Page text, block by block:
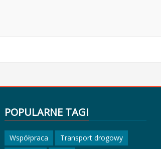
POPULARNE TAGI
Współpraca
Transport drogowy